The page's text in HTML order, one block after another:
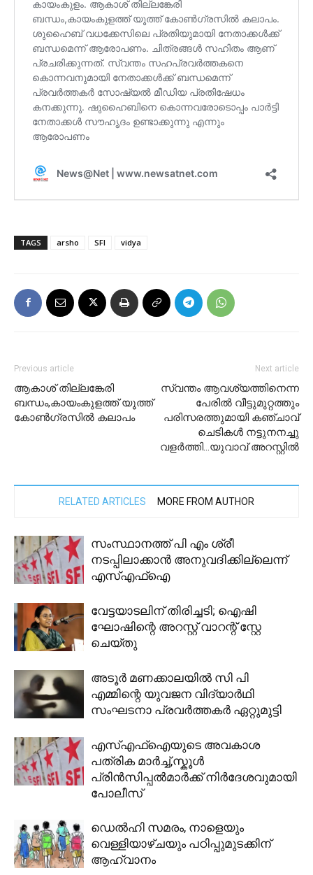
TAGS arsho SFI vidya
Previous article
ആകാശ് തില്ലങ്കേരി
ബന്ധം,കായംകുളത്ത് യൂത്ത്
കോൺഗ്രസിൽ കലാപം
Next article
സ്വന്തം ആവശ്യത്തിനെന്ന
പേരിൽ വീട്ടുമുറ്റത്തും
പരിസരത്തുമായി കഞ്ചാവ്
ചെടികൾ നട്ടുനനച്ചു
വളർത്തി…യുവാവ് അറസ്റ്റിൽ
RELATED ARTICLES MORE FROM AUTHOR
സംസ്ഥാനത്ത് പി എം ശ്രീ
നടപ്പിലാക്കാൻ അനുവദിക്കില്ലെന്ന്
എസ്എഫ്ഐ
വേട്ടയാടലിന് തിരിച്ചടി; ഐഷി
ഘോഷിന്റെ അറസ്റ്റ് വാറന്റ് സ്റ്റേ
ചെയ്തു
അടൂർ മണക്കാലയിൽ സി പി
എമ്മിന്റെ യുവജന വിദ്യാർഥി
സംഘടനാ പ്രവർത്തകർ ഏറ്റുമുട്ടി
എസ്എഫ്ഐയുടെ അവകാശ
പത്രിക മാർച്ച്,സ്കൂൾ
പ്രിൻസിപ്പൽമാർക്ക് നിർദേശവുമായി
പോലീസ്
ഡെല്‍ഹി സമരം, നാളെയും
വെള്ളിയാഴ്ചയും പഠിപ്പുമുടക്കിന്
ആഹ്വാനം